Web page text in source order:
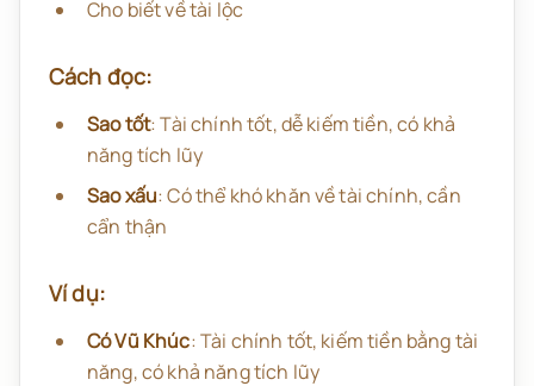
Cho biết về tài lộc
Cách đọc:
Sao tốt: Tài chính tốt, dễ kiếm tiền, có khả
năng tích lũy
Sao xấu: Có thể khó khăn về tài chính, cần
cẩn thận
Ví dụ:
Có Vũ Khúc: Tài chính tốt, kiếm tiền bằng tài
năng, có khả năng tích lũy